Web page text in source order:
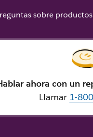
sobre
ahora con un
Llamar 1-